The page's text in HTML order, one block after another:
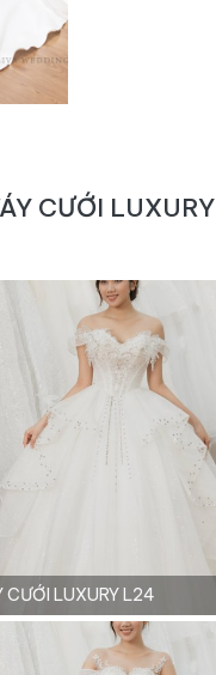
CƯỚI LUXURY
CƯỚI LUXURY L24